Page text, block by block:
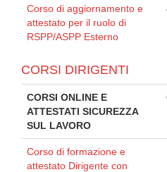
Corso di aggiornamento e
attestato per il ruolo di
RSPP/ASPP Esterno
CORSI DIRIGENTI
CORSI ONLINE E
ATTESTATI SICUREZZA
SUL LAVORO
Corso di formazione e
attestato Dirigente con